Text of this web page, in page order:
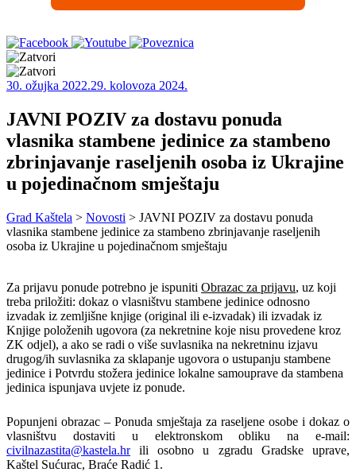
30. ožujka 2022.29. kolovoza 2024.
JAVNI POZIV za dostavu ponuda
vlasnika stambene jedinice za stambeno
zbrinjavanje raseljenih osoba iz Ukrajine
u pojedinačnom smještaju
Grad Kaštela > Novosti > JAVNI POZIV za dostavu ponuda
vlasnika stambene jedinice za stambeno zbrinjavanje raseljenih
osoba iz Ukrajine u pojedinačnom smještaju
Za prijavu ponude potrebno je ispuniti Obrazac za prijavu, uz koji
treba priložiti: dokaz o vlasništvu stambene jedinice odnosno
izvadak iz zemljišne knjige (original ili e-izvadak) ili izvadak iz
Knjige položenih ugovora (za nekretnine koje nisu provedene kroz
ZK odjel), a ako se radi o više suvlasnika na nekretninu izjavu
drugog/ih suvlasnika za sklapanje ugovora o ustupanju stambene
jedinice i Potvrdu stožera jedinice lokalne samouprave da stambena
jedinica ispunjava uvjete iz ponude.
Popunjeni obrazac – Ponuda smještaja za raseljene osobe i dokaz o
vlasništvu dostaviti u elektronskom obliku na e-mail:
civilnazastita@kastela.hr ili osobno u zgradu Gradske uprave,
Kaštel Sućurac, Braće Radić 1.